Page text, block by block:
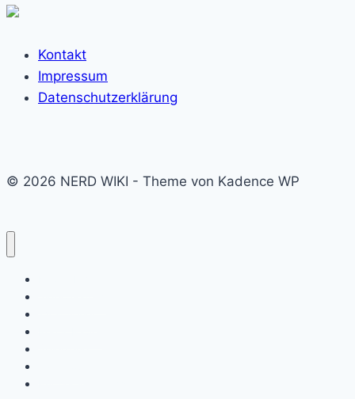
Kontakt
Impressum
Datenschutzerklärung
© 2026 NERD WIKI - Theme von Kadence WP